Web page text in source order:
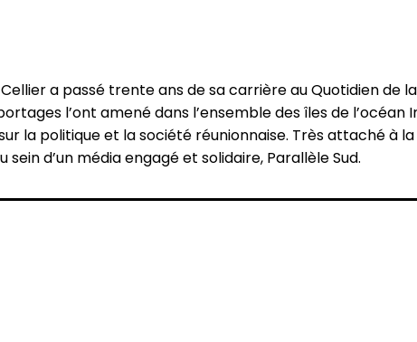
a passé trente ans de sa carrière au Quotidien de
l’ont amené dans l’ensemble des îles de l’océan
la politique et la société réunionnaise. Très attaché à
d’un média engagé et solidaire, Parallèle Sud.